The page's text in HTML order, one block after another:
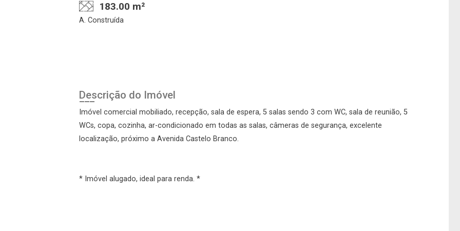
183.00 m²
A. Construída
Descrição do Imóvel
Imóvel comercial mobiliado, recepção, sala de espera, 5 salas sendo 3 com WC, sala de reunião, 5
WCs, copa, cozinha, ar-condicionado em todas as salas, câmeras de segurança, excelente
localização, próximo a Avenida Castelo Branco.
* Imóvel alugado, ideal para renda. *
10/08/2026
Login